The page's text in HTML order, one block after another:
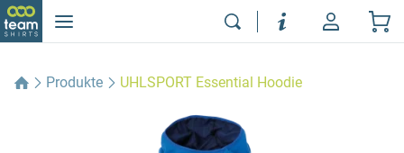
Produkte UHLSPORT Essential Hoodie